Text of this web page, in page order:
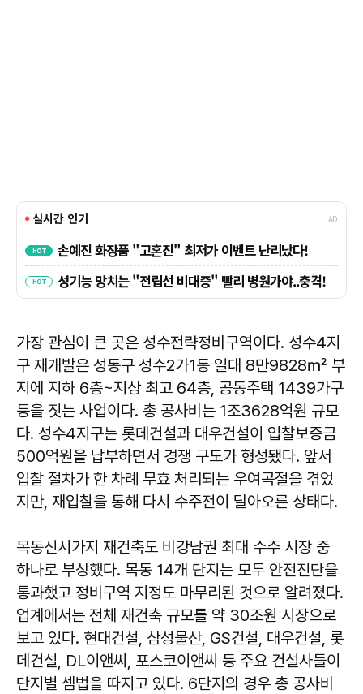
가장 관심이 큰 곳은 성수전략정비구역이다. 성수4지
구 재개발은 성동구 성수2가1동 일대 8만9828㎡ 부
지에 지하 6층~지상 최고 64층, 공동주택 1439가구
등을 짓는 사업이다. 총 공사비는 1조3628억원 규모
다. 성수4지구는 롯데건설과 대우건설이 입찰보증금
500억원을 납부하면서 경쟁 구도가 형성됐다. 앞서
입찰 절차가 한 차례 무효 처리되는 우여곡절을 겪었
지만, 재입찰을 통해 다시 수주전이 달아오른 상태다.
목동신시가지 재건축도 비강남권 최대 수주 시장 중
하나로 부상했다. 목동 14개 단지는 모두 안전진단을
통과했고 정비구역 지정도 마무리된 것으로 알려졌다.
업계에서는 전체 재건축 규모를 약 30조원 시장으로
보고 있다. 현대건설, 삼성물산, GS건설, 대우건설, 롯
데건설, DL이앤씨, 포스코이앤씨 등 주요 건설사들이
단지별 셈법을 따지고 있다. 6단지의 경우 총 공사비